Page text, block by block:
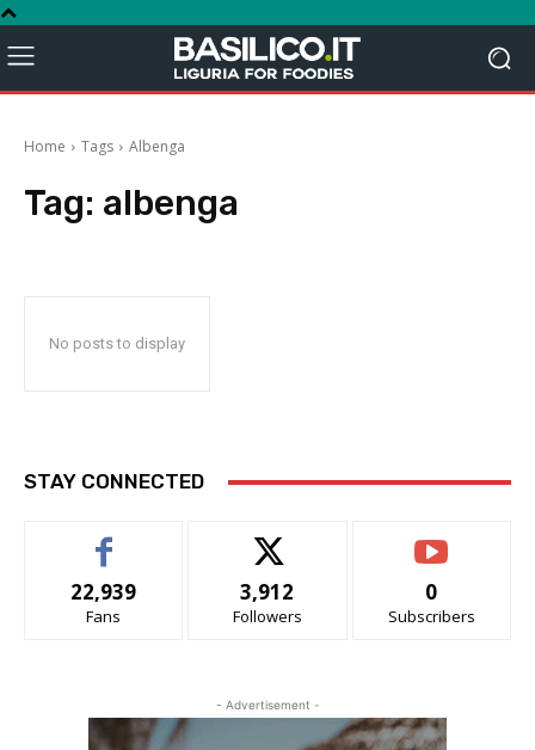
Home Tags Albenga
Tag: albenga
No posts to display
STAY CONNECTED
22,939
Fans
3,912
Followers
0
Subscribers
- Advertisement -